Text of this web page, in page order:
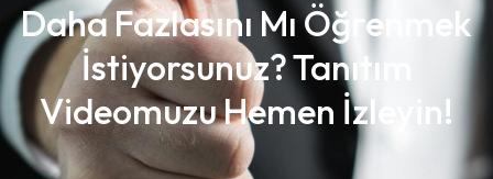
Daha Fazlasını Mı Öğrenmek
İstiyorsunuz? Tanıtım
Videomuzu Hemen İzleyin!